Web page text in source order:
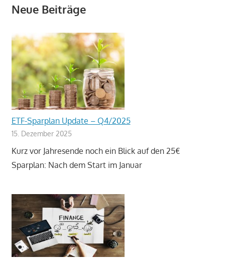
Neue Beiträge
ETF-Sparplan Update – Q4/2025
15. Dezember 2025
Kurz vor Jahresende noch ein Blick auf den 25€
Sparplan: Nach dem Start im Januar